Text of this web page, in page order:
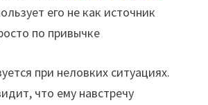
его не как источник
по привычке
при неловких ситуациях.
что ему навстречу